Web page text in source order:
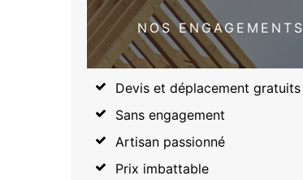
NOS ENGAGEMENTS
Devis et déplacement gratuits
Sans engagement
Artisan passionné
Prix imbattable